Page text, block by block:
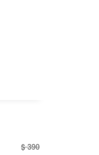
$ 390